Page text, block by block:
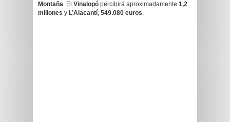
Montaña. El Vinalopó percibirá aproximadamente 1,2
millones y L’Alacantí, 549.080 euros.